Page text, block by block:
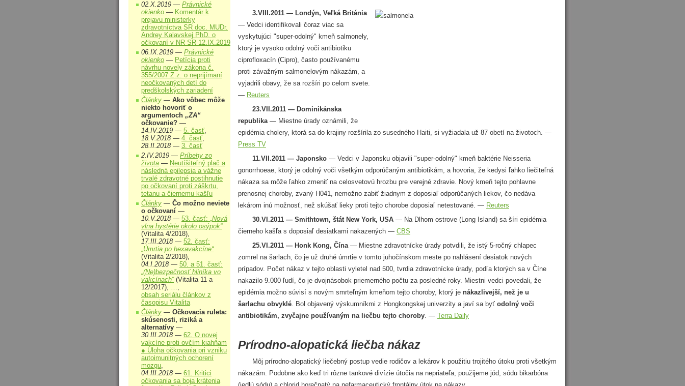
3.VIII.2011 — Londýn, Veľká Británia
— Vedci identifikovali čoraz viac sa
vyskytujúci "super-odolný" kmeň salmonely,
ktorý je vysoko odolný voči antibiotiku
ciprofloxacín (Cipro), často používanému
proti závažným salmonelovým nákazám, a
vyjadrili obavy, že sa rozšíri po celom svete.
— Reuters
23.VII.2011 — Dominikánska
republika — Miestne úrady oznámili, že
epidémia cholery, ktorá sa do krajiny rozšírila zo susedného Haiti, si vyžiadala už 87 obetí na životoch. —
Press TV
11.VII.2011 — Japonsko — Vedci v Japonsku objavili "super-odolný" kmeň baktérie Neisseria
gonorrhoeae, ktorý je odolný voči všetkým odporúčaným antibiotikám, a hovoria, že kedysi ľahko liečiteľná
nákaza sa môže ľahko zmeniť na celosvetovú hrozbu pre verejné zdravie. Nový kmeň tejto pohlavne
prenosnej choroby, zvaný H041, nemožno zabiť žiadnym z doposiaľ odporúčaných liekov, čo nedáva
lekárom inú možnosť, než skúšať lieky proti tejto chorobe doposiaľ netestované. — Reuters
30.VI.2011 — Smithtown, štát New York, USA — Na Dlhom ostrove (Long Island) sa šíri epidémia
čierneho kašľa s doposiaľ desiatkami nakazených — CBS
25.VI.2011 — Honk Kong, Čína — Miestne zdravotnícke úrady potvdili, že istý 5-ročný chlapec
zomrel na šarlach, čo je už druhé úmrtie v tomto juhočínskom meste po nahlásení desiatok nových
prípadov. Počet nákaz v tejto oblasti vyletel nad 500, tvrdia zdravotnícke úrady, podľa ktorých sa v Číne
nakazilo 9.000 ľudí, čo je dvojnásobok priemerného počtu za posledné roky. Miestni vedci povedali, že
epidémia možno súvisí s novým smrteľným kmeňom tejto choroby, ktorý je nákazlivejší, než je u
šarlachu obvyklé . Bol objavený výskumníkmi z Hongkongskej univerzity a javí sa byť odolný voči
antibiotikám, zvyčajne používaným na liečbu tejto choroby . — Terra Daily
Prírodno-alopatická liečba nákaz
Môj prírodno-alopatický liečebný postup vedie rodičov a lekárov k použitiu trojitého útoku proti všetkým
nákazám. Podobne ako keď tri rôzne tankové divízie útočia na nepriateľa, použijeme jód, sódu bikarbóna
02.X.2019 — Právnické
okienko — Komentár k
prejavu ministerky
zdravotníctva SR doc. MUDr.
Andrey Kalavskej PhD. o
očkovaní v NR SR 12.IX.2019
06.IX.2019 — Právnické
okienko — Petícia proti
návrhu novely zákona č.
355/2007 Z.z. o neprijímaní
neočkovaných detí do
predškolských zariadení
Články — Ako vôbec môže
niekto hovoriť o
argumentoch „ZA“
očkovanie? —
14.IV.2019 — 5. časť,
18.V.2018 — 4. časť,
28.II.2018 — 3. časť
2.IV.2019 — Príbehy zo
života — Neutíšiteľný plač a
následná epilepsia a vážne
trvalé zdravotné postihnutie
po očkovaní proti záškrtu,
tetanu a čiernemu kašľu
Články — Čo možno neviete
o očkovaní —
10.V.2018 — 53. časť: „Nová
vlna hystérie okolo osýpok“
(Vitalita 4/2018),
17.III.2018 — 52. časť:
„Úmrtia po hexavakcíne“
(Vitalita 2/2018),
04.I.2018 — 50. a 51. časť:
„(Ne)bezpečnosť hliníka vo
vakcínach“(Vitalita 11 a
12/2017), …,
obsah seriálu článkov z
časopisu Vitalita
Články — Očkovacia ruleta:
skúsenosti, riziká a
alternatívy —
30.III.2018 — 62. O novej
vakcíne proti ovčím kiahňam
● Úloha očkovania pri vzniku
autoimunitných ochorení
mozgu,
04.III.2018 — 61. Kritici
očkovania sa boja krátenia